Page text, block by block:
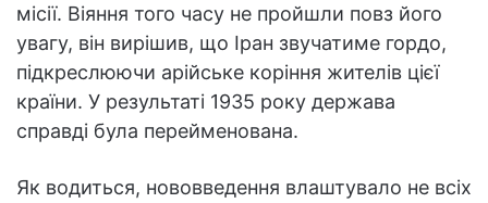
місії. Віяння того часу не пройшли повз його
увагу, він вирішив, що Іран звучатиме гордо,
підкреслюючи арійське коріння жителів цієї
країни. У результаті 1935 року держава
справді була перейменована.
Як водиться, нововведення влаштувало не всіх